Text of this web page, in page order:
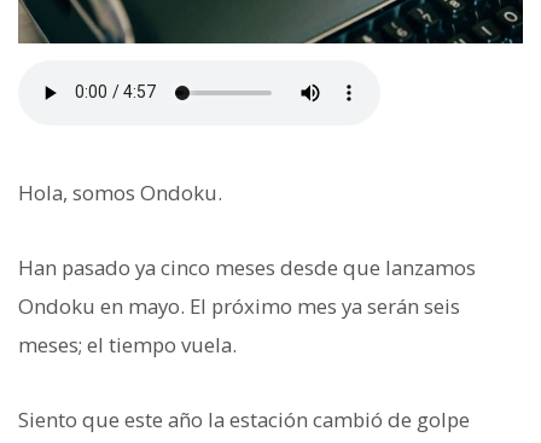
Hola, somos Ondoku.
Han pasado ya cinco meses desde que lanzamos
Ondoku en mayo. El próximo mes ya serán seis
meses; el tiempo vuela.
Siento que este año la estación cambió de golpe